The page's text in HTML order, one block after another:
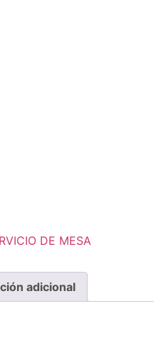
DE MESA
adicional